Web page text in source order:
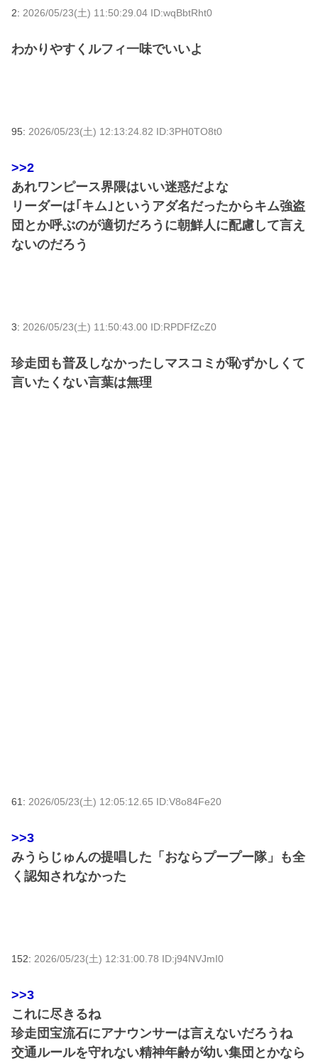
2: 2026/05/23(土) 11:50:29.04 ID:wqBbtRht0
わかりやすくルフィ一味でいいよ
95: 2026/05/23(土) 12:13:24.82 ID:3PH0TO8t0
>>2
あれワンピース界隈はいい迷惑だよな
リーダーは｢キム｣というアダ名だったからキム強盗
団とか呼ぶのが適切だろうに朝鮮人に配慮して言え
ないのだろう
3: 2026/05/23(土) 11:50:43.00 ID:RPDFfZcZ0
珍走団も普及しなかったしマスコミが恥ずかしくて
言いたくない言葉は無理
61: 2026/05/23(土) 12:05:12.65 ID:V8o84Fe20
>>3
みうらじゅんの提唱した「おならプープー隊」も全
く認知されなかった
152: 2026/05/23(土) 12:31:00.78 ID:j94NVJmI0
>>3
これに尽きるね
珍走団宝流石にアナウンサーは言えないだろうね
交通ルールを守れない精神年齢が幼い集団とかなら